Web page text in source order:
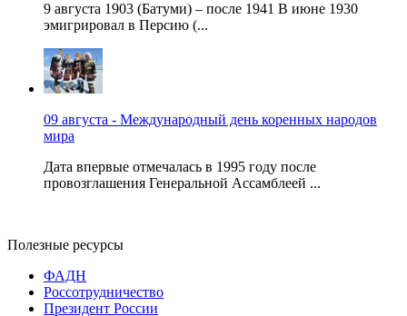
9 августа 1903 (Батуми) – после 1941 В июне 1930
эмигрировал в Персию (...
09 августа - Международный день коренных народов
мира
Дата впервые отмечалась в 1995 году после
провозглашения Генеральной Ассамблеей ...
Полезные ресурсы
ФАДН
Россотрудничество
Президент России